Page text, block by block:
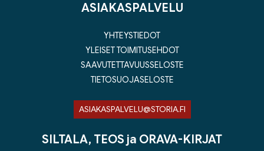
ASIAKASPALVELU
YHTEYSTIEDOT
YLEISET TOIMITUSEHDOT
SAAVUTETTAVUUSSELOSTE
TIETOSUOJASELOSTE
ASIAKASPALVELU@STORIA.FI
SILTALA, TEOS ja ORAVA-KIRJAT